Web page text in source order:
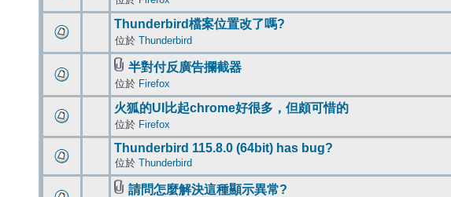
Thunderbird檔案位置改了嗎?
位於 Thunderbird
半對付反廣告攔截器
位於 Firefox
火狐的UI比起chrome好很多，但頗可惜的
位於 Firefox
Thunderbird 115.8.0 (64bit) has bug?
位於 Thunderbird
請問怎麼解決這種顯示異常?